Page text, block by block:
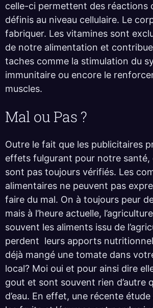
celle-ci permettent des réactions
définis au niveau cellulaire. Le
fabriquer. Les vitamines sont
de notre alimentation et
taches comme la stimulation du
immunitaire ou encore le
muscles.
Mal ou Pas ?
Outre le fait que les publicitaires
effets fulgurant pour notre santé,
sont pas toujours vérifiés. Les
alimentaires ne peuvent pas
faire du mal. On à toujours peur
mais à l’heure actuelle,
souvent les aliments issu de
perdent leurs apports
déjà mangé une tomate dans
local? Moi oui et pour ainsi dire
gout et sont souvent rien d’autre
d’eau. En effet, une récente